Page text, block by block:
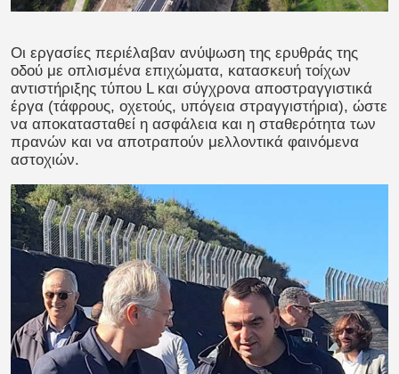
Οι εργασίες περιέλαβαν ανύψωση της ερυθράς της
οδού με οπλισμένα επιχώματα, κατασκευή τοίχων
αντιστήριξης τύπου L και σύγχρονα αποστραγγιστικά
έργα (τάφρους, οχετούς, υπόγεια στραγγιστήρια), ώστε
να αποκατασταθεί η ασφάλεια και η σταθερότητα των
πρανών και να αποτραπούν μελλοντικά φαινόμενα
αστοχιών.